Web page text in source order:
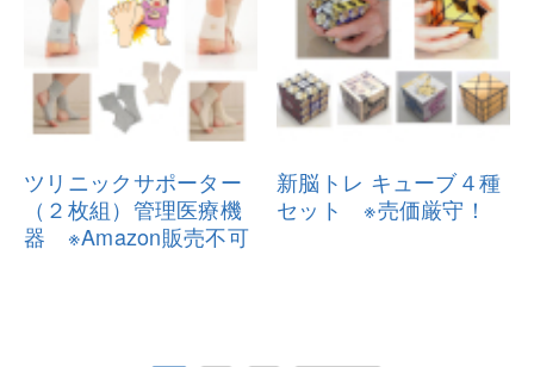
ツリニックサポーター
（２枚組）管理医療機
器 ※Amazon販売不可
新脳トレ キューブ４種
セット ※売価厳守！